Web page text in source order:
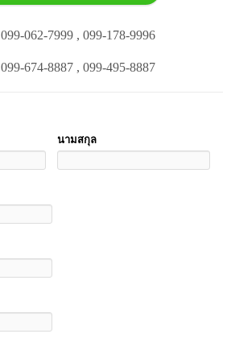
099-062-7999 , 099-178-9996
099-674-8887 , 099-495-8887
นามสกุล